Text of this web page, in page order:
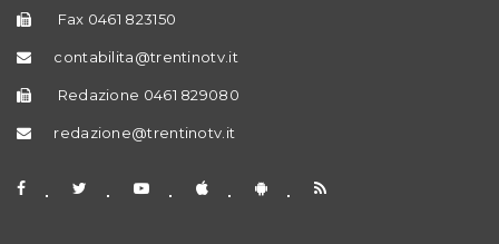
Fax 0461 823150
contabilita@trentinotv.it
Redazione 0461 829080
redazione@trentinotv.it